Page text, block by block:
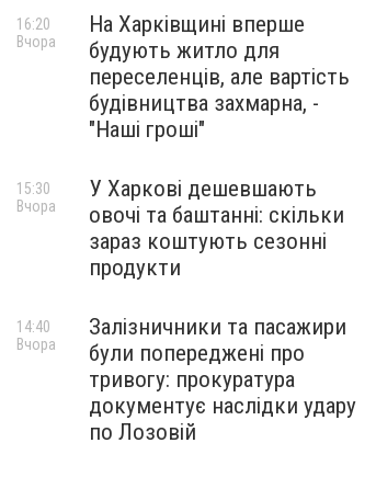
На Харківщині вперше
будують житло для
переселенців, але вартість
будівництва захмарна, -
"Наші гроші"
16:20
Вчора
У Харкові дешевшають
овочі та баштанні: скільки
зараз коштують сезонні
продукти
15:30
Вчора
Залізничники та пасажири
були попереджені про
тривогу: прокуратура
документує наслідки удару
по Лозовій
14:40
Вчора